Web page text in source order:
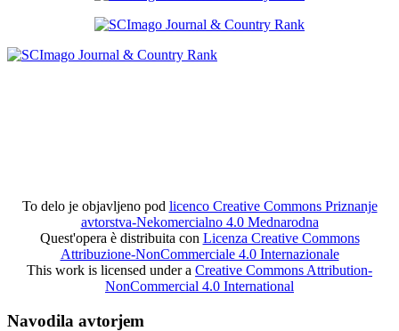
To delo je objavljeno pod licenco Creative Commons Priznanje
avtorstva-Nekomercialno 4.0 Mednarodna
Quest'opera è distribuita con Licenza Creative Commons
Attribuzione-NonCommerciale 4.0 Internazionale
This work is licensed under a Creative Commons Attribution-
NonCommercial 4.0 International
Navodila avtorjem